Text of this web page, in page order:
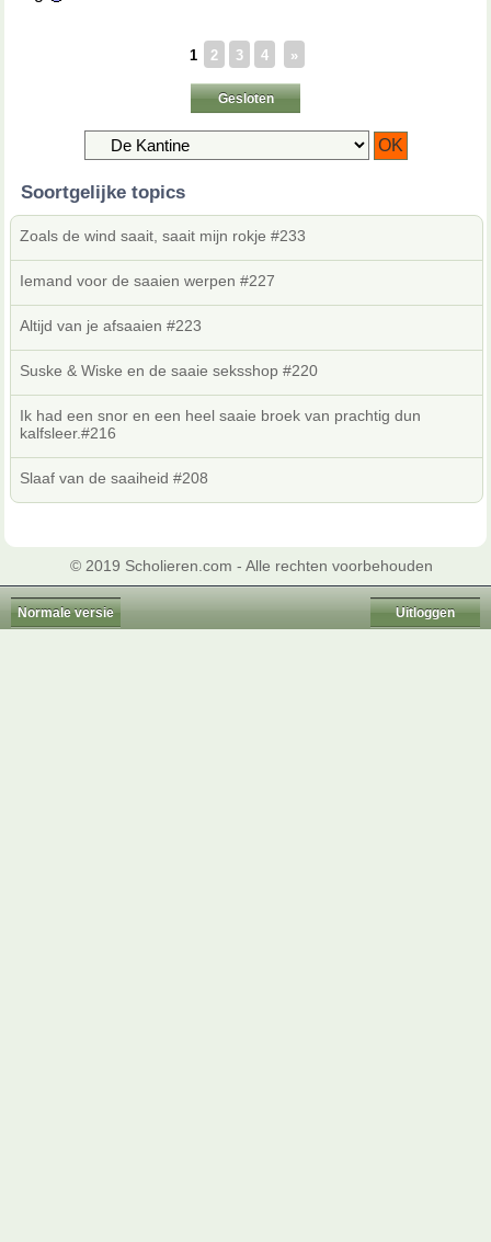
1 2 3 4 »
Gesloten
Soortgelijke topics
Zoals de wind saait, saait mijn rokje #233
Iemand voor de saaien werpen #227
Altijd van je afsaaien #223
Suske & Wiske en de saaie seksshop #220
Ik had een snor en een heel saaie broek van prachtig dun
kalfsleer.#216
Slaaf van de saaiheid #208
© 2019 Scholieren.com - Alle rechten voorbehouden
Normale versie Uitloggen